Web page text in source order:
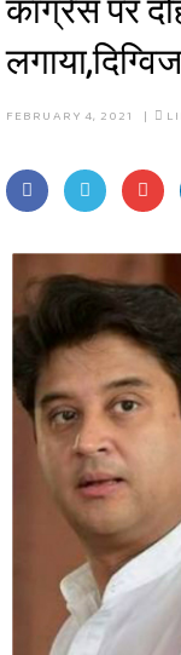
कांग्रेस पर
FEBRUARY 4, 2021 |